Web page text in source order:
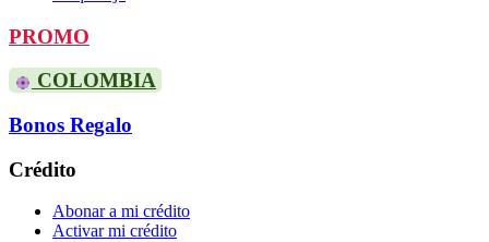
PROMO
COLOMBIA
Bonos Regalo
Crédito
Abonar a mi crédito
Activar mi crédito